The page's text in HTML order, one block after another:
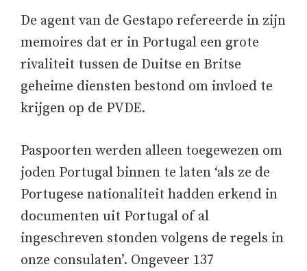
De agent van de Gestapo refereerde in zijn
memoires dat er in Portugal een grote
rivaliteit tussen de Duitse en Britse
geheime diensten bestond om invloed te
krijgen op de PVDE.
Paspoorten werden alleen toegewezen om
joden Portugal binnen te laten ‘als ze de
Portugese nationaliteit hadden erkend in
documenten uit Portugal of al
ingeschreven stonden volgens de regels in
onze consulaten’. Ongeveer 137